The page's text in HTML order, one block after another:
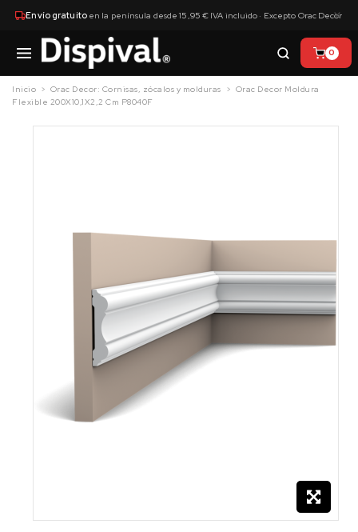
Envío gratuitoen la península desde 15,95 € IVA incluido · Excepto Orac Decor
×
0
Inicio Orac Decor: Cornisas, zócalos y molduras
Orac Decor Moldura
Flexible 200X10,1X2,2 Cm P8040F